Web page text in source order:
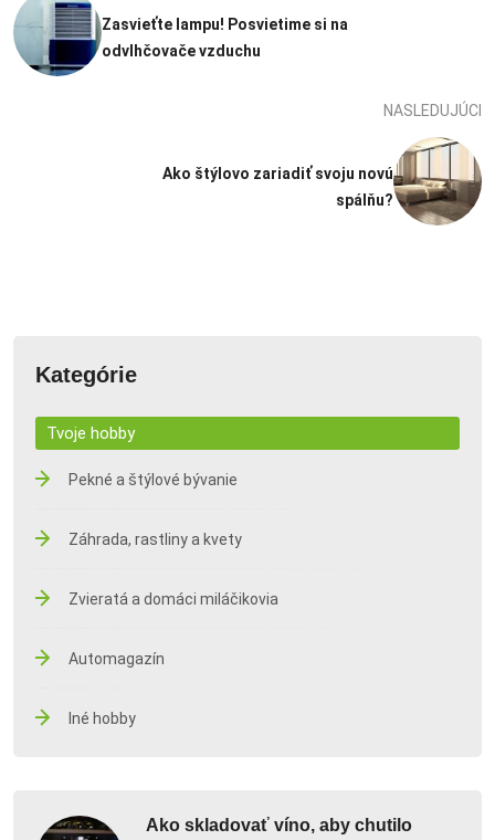
Zasvieťte lampu! Posvietime si na
odvlhčovače vzduchu
NASLEDUJÚCI
Ako štýlovo zariadiť svoju novú
spálňu?
Kategórie
Tvoje hobby
Pekné a štýlové bývanie
Záhrada, rastliny a kvety
Zvieratá a domáci miláčikovia
Automagazín
Iné hobby
Ako skladovať víno, aby chutilo